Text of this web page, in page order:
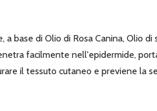
a base di Olio di Rosa Canina, Olio
facilmente nell'epidermide,
il tessuto cutaneo e previene la